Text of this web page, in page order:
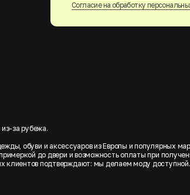
Согласие на обработку
за рубежа.
обуви и аксессуаров из Европы и популярных
до двери и возможность оплаты при
клиентов подтверждают: мы делаем моду доступной.